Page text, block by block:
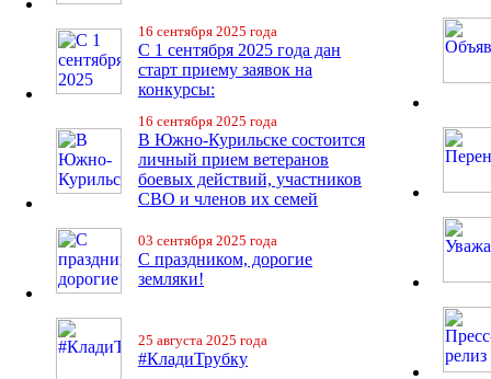
16 сентября 2025 года
С 1 сентября 2025 года дан
старт приему заявок на
конкурсы:
16 сентября 2025 года
В Южно-Курильске состоится
личный прием ветеранов
боевых действий, участников
СВО и членов их семей
03 сентября 2025 года
С праздником, дорогие
земляки!
25 августа 2025 года
#КладиТрубку